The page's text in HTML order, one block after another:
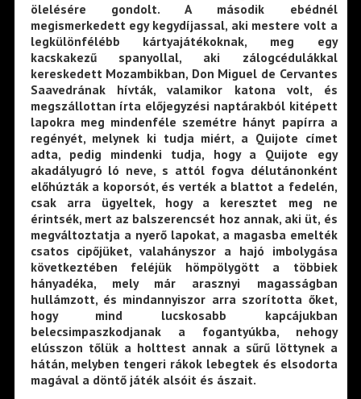
ölelésére gondolt. A második ebédnél
megismerkedett egy kegydíjassal, aki mestere volt a
legkülönfélébb kártyajátékoknak, meg egy
kacskakezű spanyollal, aki zálogcédulákkal
kereskedett Mozambikban, Don Miguel de Cervantes
Saavedrának hívták, valamikor katona volt, és
megszállottan írta előjegyzési naptárakból kitépett
lapokra meg mindenféle szemétre hányt papírra a
regényét, melynek ki tudja miért, a Quijote címet
adta, pedig mindenki tudja, hogy a Quijote egy
akadályugró ló neve, s attól fogva délutánonként
előhúzták a koporsót, és verték a blattot a fedelén,
csak arra ügyeltek, hogy a keresztet meg ne
érintsék, mert az balszerencsét hoz annak, aki üt, és
megváltoztatja a nyerő lapokat, a magasba emelték
csatos cipőjüket, valahányszor a hajó imbolygása
következtében feléjük hömpölygött a többiek
hányadéka, mely már arasznyi magasságban
hullámzott, és mindannyiszor arra szorította őket,
hogy mind lucskosabb kapcájukban
belecsimpaszkodjanak a fogantyúkba, nehogy
elússzon tőlük a holttest annak a sűrű löttynek a
hátán, melyben tengeri rákok lebegtek és elsodorta
magával a döntő játék alsóit és ászait.